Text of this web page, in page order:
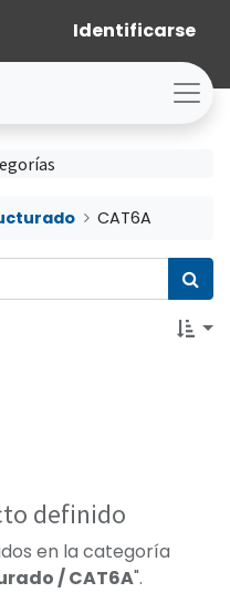
Identificarse
CAT6A
definido
en la categoría
/ CAT6A".